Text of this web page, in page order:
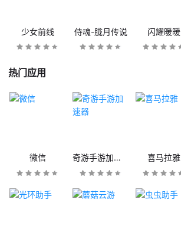
少女前线 侍魂-胧月传说 闪耀暖暖
热门应用
微信 奇游手游加速器 喜马拉雅